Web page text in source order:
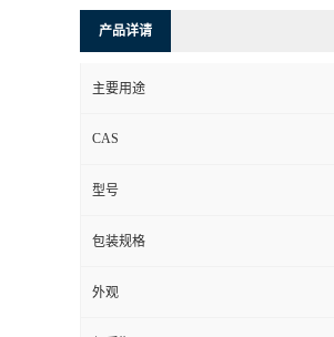
产品详请
主要用途
CAS
型号
包装规格
外观